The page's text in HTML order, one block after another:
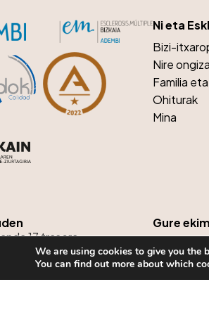
Ni eta
Bizi-
Nire
Familia
Ohiturak
Mina
17 trasera
Bizkaia
Gure
Kanpainak
Ekimen
We are using cookies to give you the
You can find out more about which